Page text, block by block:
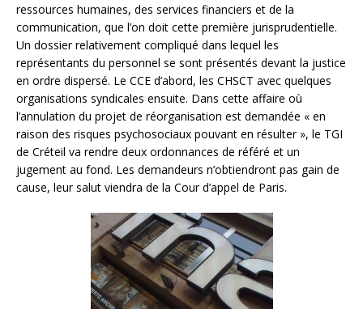
ressources humaines, des services financiers et de la
communication, que l’on doit cette première jurisprudentielle.
Un dossier relativement compliqué dans lequel les
représentants du personnel se sont présentés devant la justice
en ordre dispersé. Le CCE d’abord, les CHSCT avec quelques
organisations syndicales ensuite. Dans cette affaire où
l’annulation du projet de réorganisation est demandée « en
raison des risques psychosociaux pouvant en résulter », le TGI
de Créteil va rendre deux ordonnances de référé et un
jugement au fond. Les demandeurs n’obtiendront pas gain de
cause, leur salut viendra de la Cour d’appel de Paris.